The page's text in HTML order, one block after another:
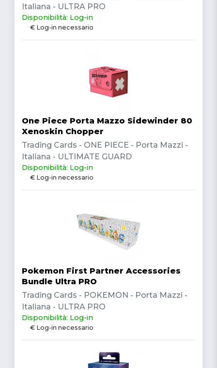
Italiana - ULTRA PRO
Disponibilità: Log-in
€ Log-in necessario
One Piece Porta Mazzo Sidewinder 80
Xenoskin Chopper
Trading Cards - ONE PIECE - Porta Mazzi -
Italiana - ULTIMATE GUARD
Disponibilità: Log-in
€ Log-in necessario
Pokemon First Partner Accessories
Bundle Ultra PRO
Trading Cards - POKEMON - Porta Mazzi -
Italiana - ULTRA PRO
Disponibilità: Log-in
€ Log-in necessario